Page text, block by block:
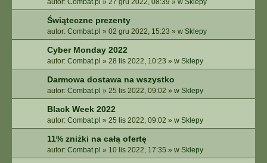
autor: Combat.pl » 27 gru 2022, 08:39 » w Sklepy
Świąteczne prezenty
autor: Combat.pl » 02 gru 2022, 15:23 » w Sklepy
Cyber Monday 2022
autor: Combat.pl » 28 lis 2022, 10:23 » w Sklepy
Darmowa dostawa na wszystko
autor: Combat.pl » 25 lis 2022, 09:02 » w Sklepy
Black Week 2022
autor: Combat.pl » 25 lis 2022, 09:02 » w Sklepy
11% zniżki na całą ofertę
autor: Combat.pl » 10 lis 2022, 17:35 » w Sklepy